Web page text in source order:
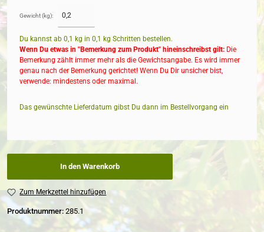
Gewicht (kg):
Du kannst ab 0,1 kg in 0,1 kg Schritten bestellen.
Wenn Du etwas in "Bemerkung zum Produkt" hineinschreibst gilt: Die
Bemerkung zählt immer mehr als die Gewichtsangabe. Es wird immer
genau nach der Bemerkung gerichtet! Wenn Du Dir unsicher bist,
verwende: mindestens oder maximal.
Das gewünschte Lieferdatum gibst Du dann im Bestellvorgang ein
In den Warenkorb
Zum Merkzettel hinzufügen
Produktnummer: 285.1